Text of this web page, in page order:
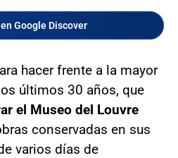
Google Discover
hacer frente a la mayor
últimos 30 años, que
el Museo del Louvre
conservadas en sus
varios días de